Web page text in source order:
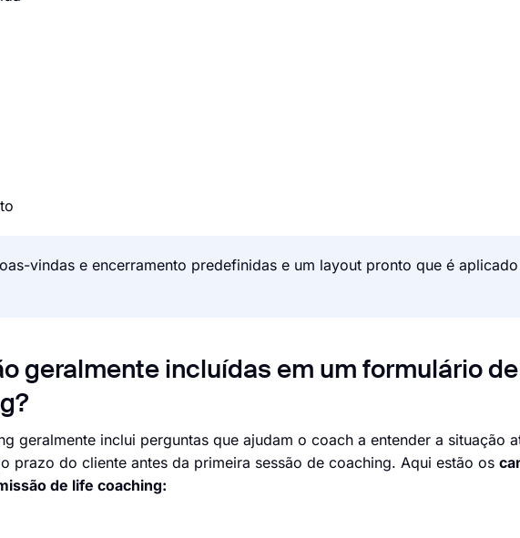
vindas e encerramento predefinidas e um layout pronto que é aplicado
geralmente incluídas em um formulário de
geralmente inclui perguntas que ajudam o coach a entender a situação
prazo do cliente antes da primeira sessão de coaching. Aqui estão os
de life coaching: